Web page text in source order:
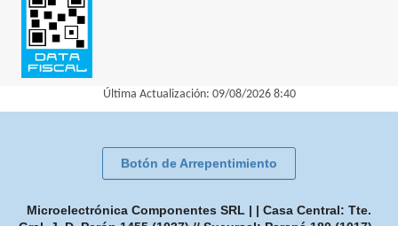
Última Actualización: 09/08/2026 8:40
Botón de Arrepentimiento
Microelectrónica Componentes SRL | | Casa Central: Tte.